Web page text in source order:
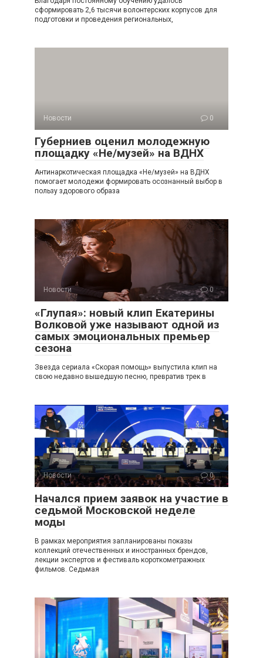
сформировать 2,6 тысячи волонтерских корпусов для
подготовки и проведения региональных,
Новости 0
Губерниев оценил молодежную
площадку «Не/музей» на ВДНХ
Антинаркотическая площадка «Не/музей» на ВДНХ
помогает молодежи формировать осознанный выбор в
пользу здорового образа
Новости 0
«Глупая»: новый клип Екатерины
Волковой уже называют одной из
самых эмоциональных премьер
сезона
Звезда сериала «Скорая помощь» выпустила клип на
свою недавно вышедшую песню, превратив трек в
Новости 0
Начался прием заявок на участие в
седьмой Московской неделе
моды
В рамках мероприятия запланированы показы
коллекций отечественных и иностранных брендов,
лекции экспертов и фестиваль короткометражных
фильмов. Седьмая